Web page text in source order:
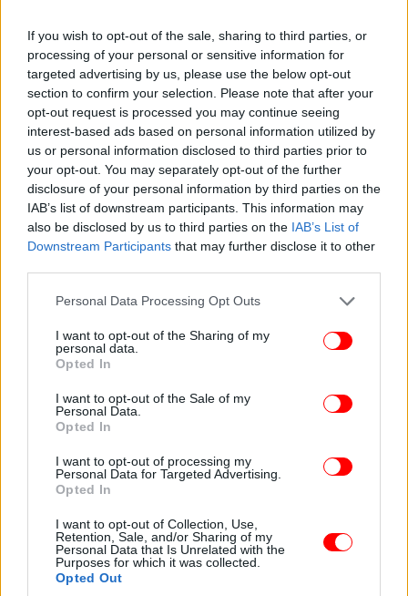
If you wish to opt-out of the sale, sharing to third parties, or
processing of your personal or sensitive information for
targeted advertising by us, please use the below opt-out
section to confirm your selection. Please note that after your
opt-out request is processed you may continue seeing
interest-based ads based on personal information utilized by
us or personal information disclosed to third parties prior to
your opt-out. You may separately opt-out of the further
disclosure of your personal information by third parties on the
IAB’s list of downstream participants. This information may
also be disclosed by us to third parties on the IAB’s List of
Downstream Participants that may further disclose it to other
Please note that this website/app uses one or more Google
not limited to your visit or usage behaviour. You may click to
grant or deny consent to Google and its third-party tags to
use your data for below specified purposes in below Google
consent section.
Personal Data Processing Opt Outs
I want to opt-out of the Sharing of my
personal data.
Opted In
I want to opt-out of the Sale of my
Personal Data.
Opted In
I want to opt-out of processing my
Personal Data for Targeted Advertising.
Opted In
I want to opt-out of Collection, Use,
Retention, Sale, and/or Sharing of my
Personal Data that Is Unrelated with the
Purposes for which it was collected.
Opted Out
Η «Ντάμα Πίκα» με την Μπέττυ Αρβανίτη